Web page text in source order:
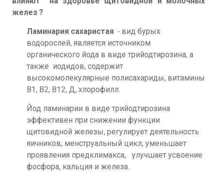
желез ?
Ламинария сахаристая - вид бурых
водорослей, является источником
органического йода в виде трийодтирозина, а
также иодидов, содержит
высокомолекулярные полисахариды, витамины
В1, В2, В12, Д, хлорофилл.
Йод ламинарии в виде трийодтирозина
эффективен при снижении функции
щитовидной железы, регулирует деятельность
яичников, менструальный цикл, уменьшает
проявления предклимакса, улучшает усвоение
фосфора, кальция и железа.